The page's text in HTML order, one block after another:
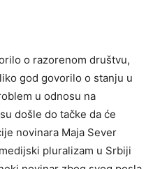
o razorenom društvu,
god govorilo o stanju u
u odnosu na
došle do tačke da će
novinara Maja Sever
pluralizam u Srbiji